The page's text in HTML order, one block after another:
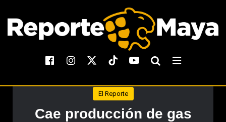
El Reporte
Cae producción de gas